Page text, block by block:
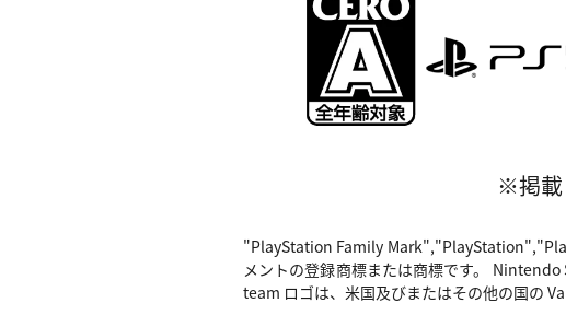
※掲載
"PlayStation Family
メントの登録商標または商標です。
team ロゴは、米国及びまたはその他の国の